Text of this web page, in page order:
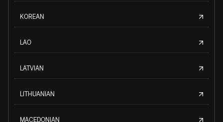
KOREAN
LAO
LATVIAN
LITHUANIAN
MACEDONIAN